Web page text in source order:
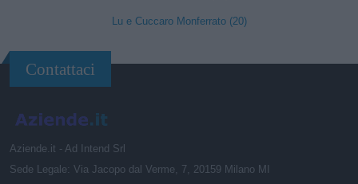
Lu e Cuccaro Monferrato (20)
Contattaci
Aziende.it - Ad Intend Srl
Sede Legale: Via Jacopo dal Verme, 7, 20159 Milano MI